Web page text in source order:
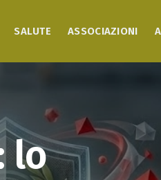
SALUTE ASSOCIAZIONI
lo